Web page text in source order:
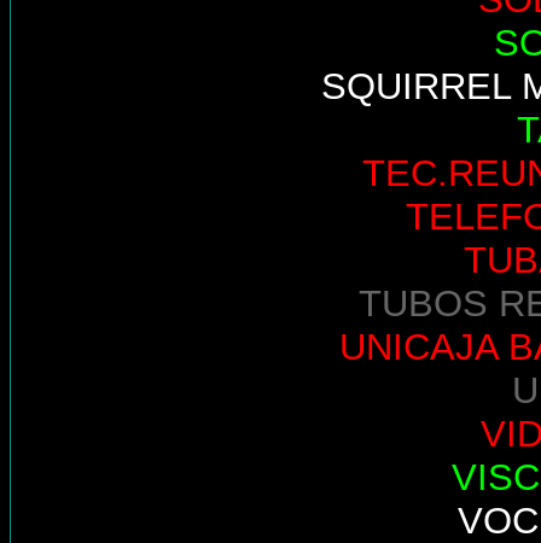
SQUIRREL
TUBOS
UNICAJA